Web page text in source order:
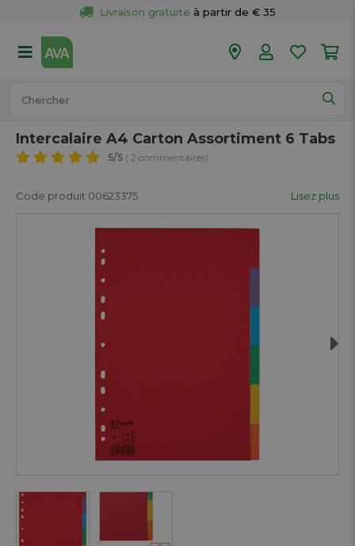
Livraison gratuite à partir de € 35
50 magasins
Intercalaire A4 Carton Assortiment 6 Tabs
5/5 ( 2 commentaires)
Code produit 00623375 Lisez plus